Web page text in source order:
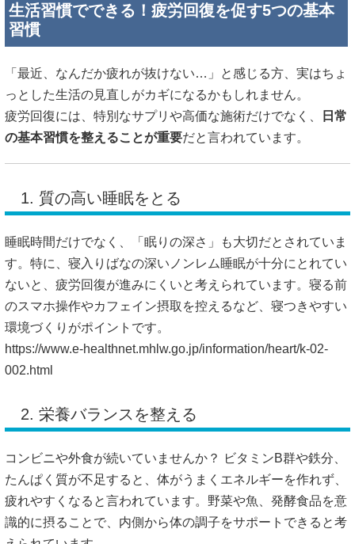
生活習慣でできる！疲労回復を促す5つの基本
習慣
「最近、なんだか疲れが抜けない…」と感じる方、実はちょ
っとした生活の見直しがカギになるかもしれません。
疲労回復には、特別なサプリや高価な施術だけでなく、
日常
の基本習慣を整えることが重要だと言われています。
1. 質の高い睡眠をとる
睡眠時間だけでなく、「眠りの深さ」も大切だとされていま
す。特に、寝入りばなの深いノンレム睡眠が十分にとれてい
ないと、疲労回復が進みにくいと考えられています。寝る前
のスマホ操作やカフェイン摂取を控えるなど、寝つきやすい
環境づくりがポイントです。
https://www.e-healthnet.mhlw.go.jp/information/heart/k-02-
002.html
2. 栄養バランスを整える
コンビニや外食が続いていませんか？ ビタミンB群や鉄分、
たんぱく質が不足すると、体がうまくエネルギーを作れず、
疲れやすくなると言われています。野菜や魚、発酵食品を意
識的に摂ることで、内側から体の調子をサポートできると考